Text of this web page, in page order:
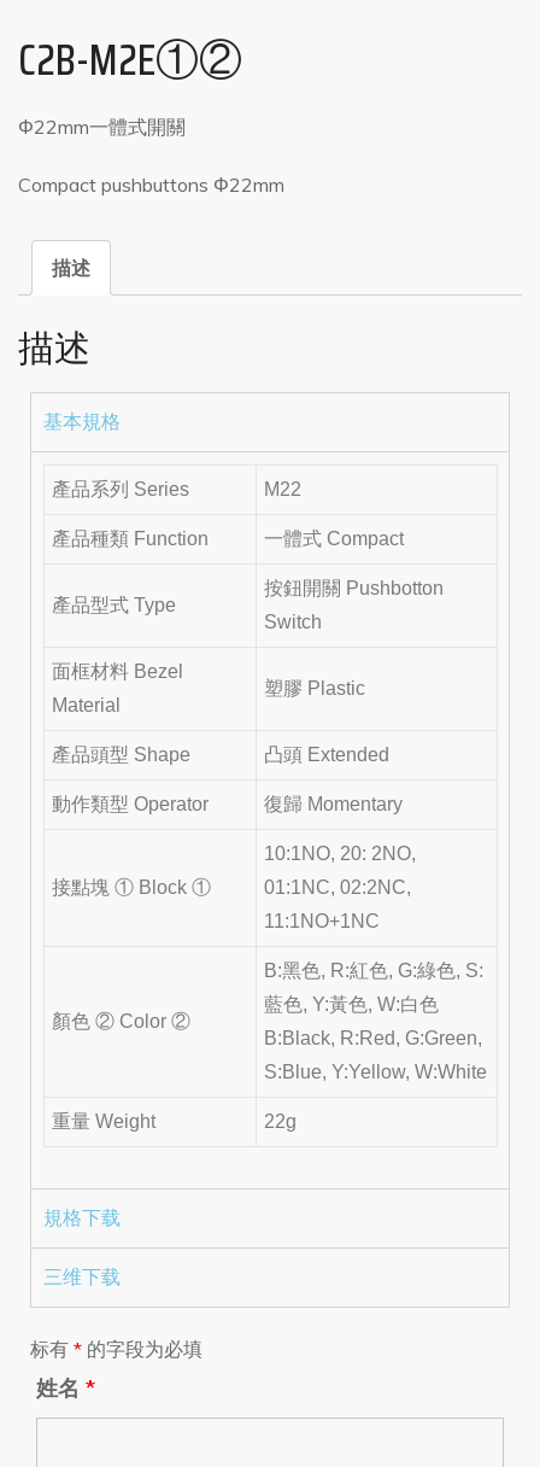
C2B-M2E①②
Φ22mm一體式開關
Compact pushbuttons Φ22mm
描述
描述
基本規格
產品系列 Series M22
產品種類 Function 一體式 Compact
產品型式 Type
按鈕開關 Pushbotton
Switch
面框材料 Bezel
Material
塑膠 Plastic
產品頭型 Shape 凸頭 Extended
動作類型 Operator 復歸 Momentary
接點塊 ① Block ①
10:1NO, 20: 2NO,
01:1NC, 02:2NC,
11:1NO+1NC
顏色 ② Color ②
B:黑色, R:紅色, G:綠色, S:
藍色, Y:黃色, W:白色
B:Black, R:Red, G:Green,
S:Blue, Y:Yellow, W:White
重量 Weight 22g
規格下载
三维下载
标有 * 的字段为必填
姓名 *